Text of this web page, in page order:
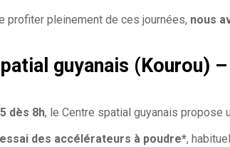
profiter pleinement de ces journées, nous
guyanais (Kourou)
dès 8h, le Centre spatial guyanais propose
des accélérateurs à poudre*,